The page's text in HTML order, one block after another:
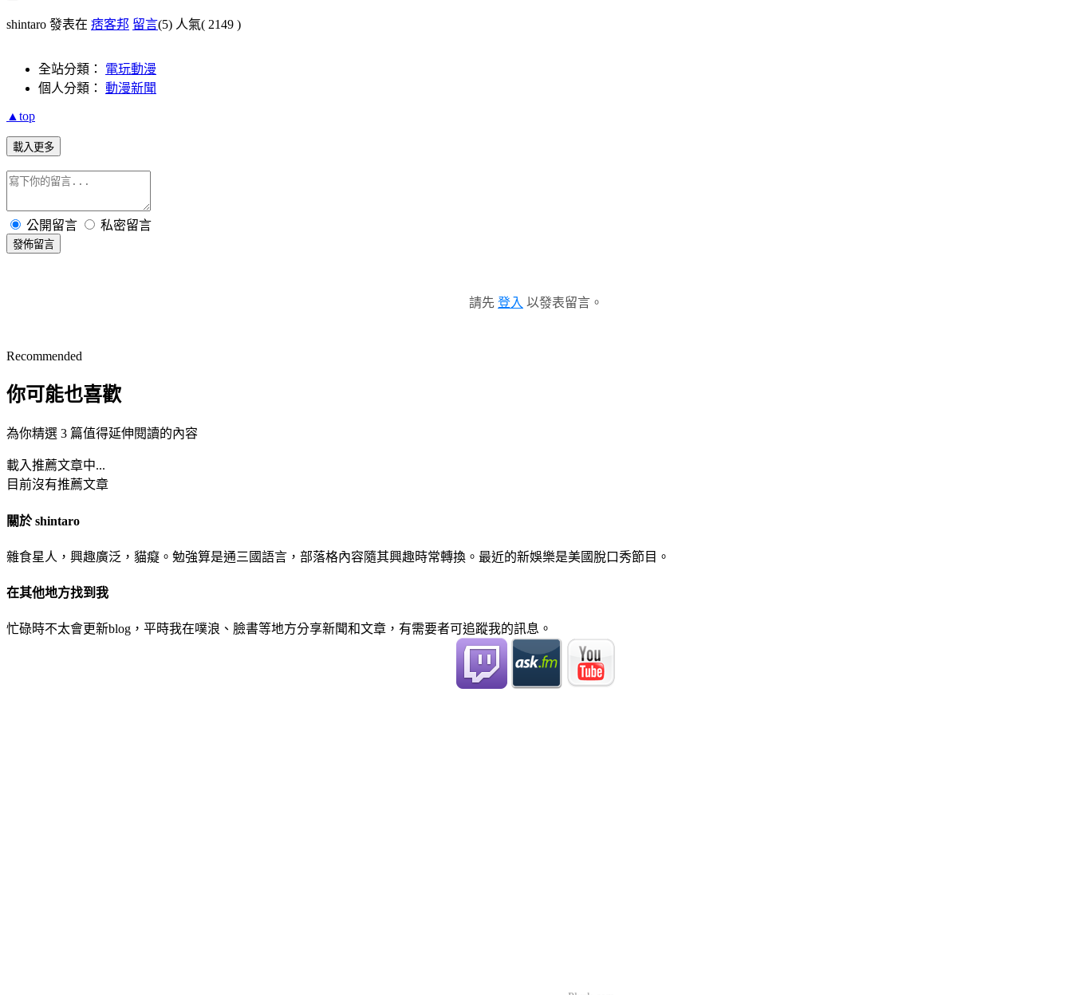
shintaro 發表在 痞客邦 留言(5) 人氣( 2149 )
全站分類： 電玩動漫
個人分類： 動漫新聞
▲top
載入更多
公開留言 私密留言
發佈留言
請先 登入 以發表留言。
Recommended
你可能也喜歡
為你精選 3 篇值得延伸閱讀的內容
載入推薦文章中...
目前沒有推薦文章
關於 shintaro
雜食星人，興趣廣泛，貓癡。勉強算是通三國語言，部落格內容隨其興趣時常轉換。最近的新娛樂是美國脫口秀節目。
在其他地方找到我
忙碌時不太會更新blog，平時我在噗浪、臉書等地方分享新聞和文章，有需要者可追蹤我的訊息。